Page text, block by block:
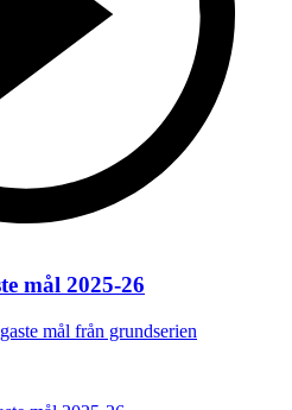
mål 2025-26
mål från grundserien